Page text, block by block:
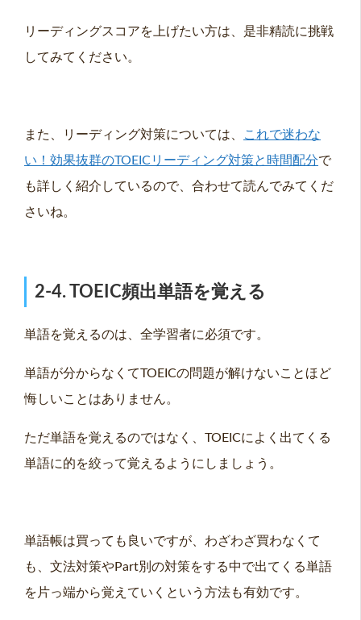
リーディングスコアを上げたい方は、是非精読に挑戦
してみてください。
また、リーディング対策については、
これで迷わな
い！効果抜群のTOEICリーディング対策と時間配分で
も詳しく紹介しているので、合わせて読んでみてくだ
さいね。
2-4. TOEIC頻出単語を覚える
単語を覚えるのは、全学習者に必須です。
単語が分からなくてTOEICの問題が解けないことほど
悔しいことはありません。
ただ単語を覚えるのではなく、TOEICによく出てくる
単語に的を絞って覚えるようにしましょう。
単語帳は買っても良いですが、わざわざ買わなくて
も、文法対策やPart別の対策をする中で出てくる単語
を片っ端から覚えていくという方法も有効です。